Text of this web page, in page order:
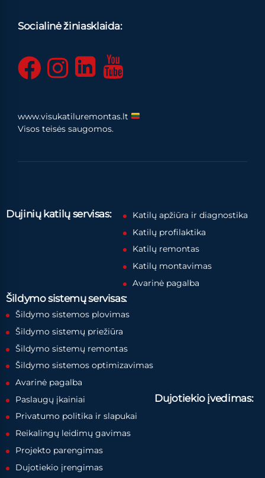
Socialinė žiniasklaida:
www.visukatiluremontas.lt
Visos teisės saugomos.
Dujinių katilų servisas:
Katilų apžiūra ir diagnostika
Katilų profilaktika
Katilų remontas
Katilų montavimas
Avarinė pagalba
Šildymo sistemų servisas:
Šildymo sistemos plovimas
Šildymo sistemų priežiūra
Šildymo sistemų remontas
Šildymo sistemos optimizavimas
Avarinė pagalba
Paslaugų įkainiai
Privatumo politika ir slapukai
Dujotiekio įvedimas:
Reikalingų leidimų gavimas
Projekto parengimas
Dujotiekio įrengimas